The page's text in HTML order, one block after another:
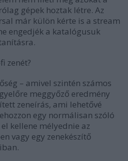
gépek hoztak létre. Az
már külön kérte is a stream
engedjék a katalógusuk
zenét?
– amivel szintén számos
meggyőző eredmény
zeneírás, ami lehetővé
egy normálisan szóló
kellene mélyednie az
vagy egy zenekészítő